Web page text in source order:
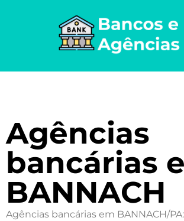
Agências
bancárias
BANNACH
Agências bancárias em BANNACH/